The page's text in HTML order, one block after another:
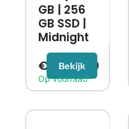
GB | 256
GB SSD |
Midnight
€ 1.089,99
Bekijk